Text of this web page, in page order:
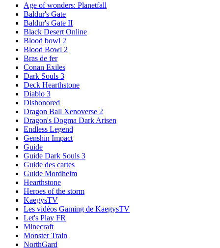
Age of wonders: Planetfall
Baldur's Gate
Baldur's Gate II
Black Desert Online
Blood bowl 2
Blood Bowl 2
Bras de fer
Conan Exiles
Dark Souls 3
Deck Hearthstone
Diablo 3
Dishonored
Dragon Ball Xenoverse 2
Dragon's Dogma Dark Arisen
Endless Legend
Genshin Impact
Guide
Guide Dark Souls 3
Guide des cartes
Guide Mordheim
Hearthstone
Heroes of the storm
KaegysTV
Les vidéos Gaming de KaegysTV
Let's Play FR
Minecraft
Monster Train
NorthGard